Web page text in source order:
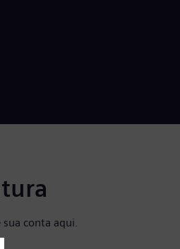
conta aqui.